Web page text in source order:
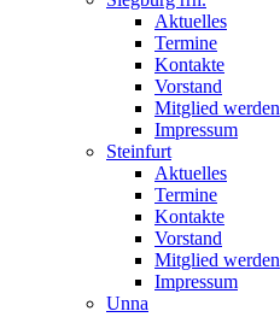
Aktuelles
Termine
Kontakte
Vorstand
Mitglied werden
Impressum
Steinfurt
Aktuelles
Termine
Kontakte
Vorstand
Mitglied werden
Impressum
Unna